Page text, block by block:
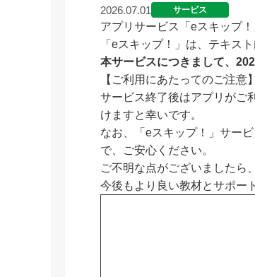
2026.07.01
サービス
アプリサービス「eスキップ
「eスキップ！」は、テキス
本サービスにつきまして、
【ご利用にあたってのご注意】
サービス終了後はアプリがご
けますと幸いです。
なお、「eスキップ！」サー
で、ご安心ください。
ご不明な点がございましたら
今後もより良い教材とサポー